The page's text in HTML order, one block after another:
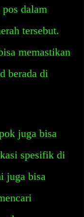
dalam
tersebut.
memastikan
berada di
juga bisa
spesifik di
juga bisa